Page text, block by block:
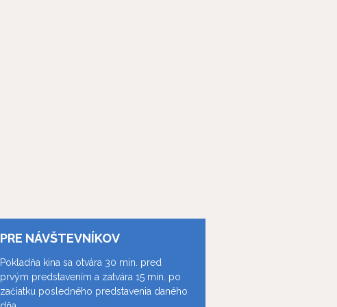
PRE NÁVŠTEVNÍKOV
Pokladňa kina sa otvára 30 min. pred
prvým predstavením a zatvára 15 min. po
začiatku posledného predstavenia daného